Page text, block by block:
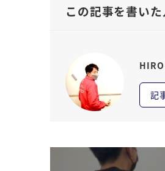
この記事を書いた
記